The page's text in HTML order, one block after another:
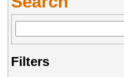
Filters